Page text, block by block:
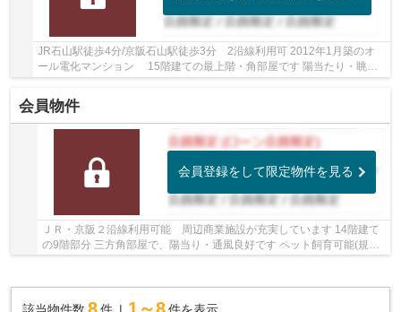
JR石山駅徒歩4分/京阪石山駅徒歩3分 2沿線利用可 2012年1月築のオ
ール電化マンション 15階建ての最上階・角部屋です 陽当たり・眺望
良好です ペット飼育可能(規約有)
会員物件
会員登録をして限定物件を見る
ＪＲ・京阪２沿線利用可能 周辺商業施設が充実しています 14階建て
の9階部分 三方角部屋で、陽当り・通風良好です ペット飼育可能(規約